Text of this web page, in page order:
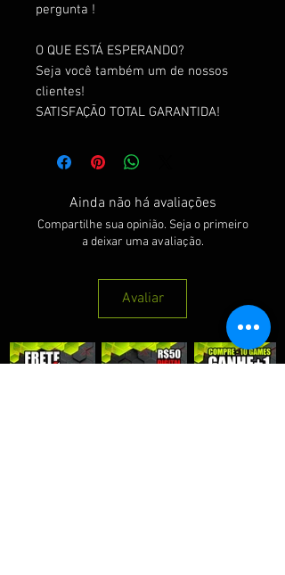
pergunta !
O QUE ESTÁ ESPERANDO?
Seja você também um de nossos
clientes!
SATISFAÇÃO TOTAL GARANTIDA!
Ainda não há avaliações
Compartilhe sua opinião. Seja o primeiro
a deixar uma avaliação.
Avaliar